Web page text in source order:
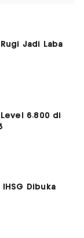
Jadi Laba
6.800 di
Dibuka